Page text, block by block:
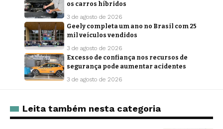
os carros híbridos
3 de agosto de 2026
Geely completa um ano no Brasil com 25
mil veículos vendidos
3 de agosto de 2026
Excesso de confiança nos recursos de
segurança pode aumentar acidentes
3 de agosto de 2026
Leita também nesta categoria